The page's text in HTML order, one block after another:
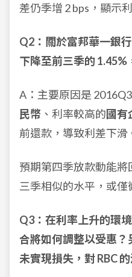
差仍季增 2 bps，顯示
Q2：關於富邦華一銀
下降至前三季的 1.45%
A：主要原因是
民幣 、利率較高的國有
前還款，導致利差下滑
預期第四季放款動能
三季相似的水平，或僅
Q3：在利率上升的環
合將如何調整以受惠
未實現損失，對 RBC